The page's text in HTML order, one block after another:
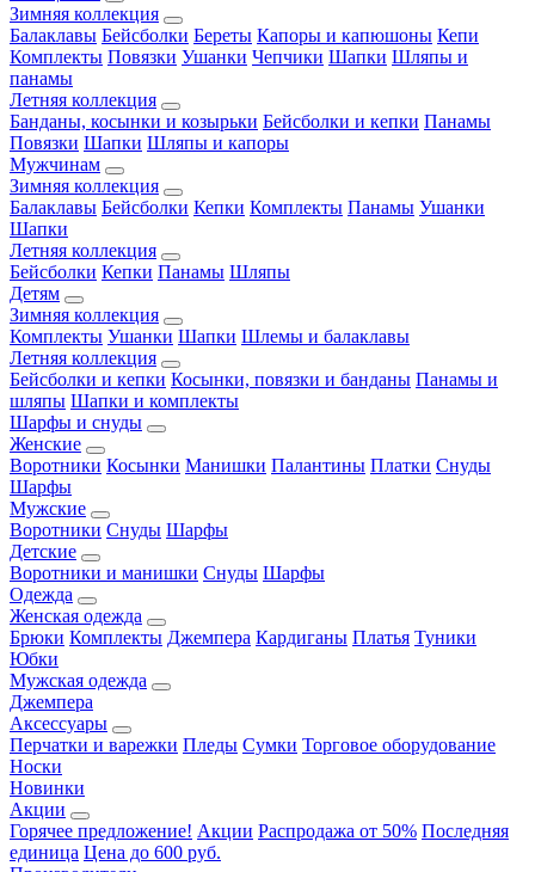
Зимняя коллекция
Балаклавы Бейсболки Береты Капоры и капюшоны Кепи
Комплекты Повязки Ушанки Чепчики Шапки Шляпы и
панамы
Летняя коллекция
Банданы, косынки и козырьки Бейсболки и кепки Панамы
Повязки Шапки Шляпы и капоры
Мужчинам
Зимняя коллекция
Балаклавы Бейсболки Кепки Комплекты Панамы Ушанки
Шапки
Летняя коллекция
Бейсболки Кепки Панамы Шляпы
Детям
Зимняя коллекция
Комплекты Ушанки Шапки Шлемы и балаклавы
Летняя коллекция
Бейсболки и кепки Косынки, повязки и банданы Панамы и
шляпы Шапки и комплекты
Шарфы и снуды
Женские
Воротники Косынки Манишки Палантины Платки Снуды
Шарфы
Мужские
Воротники Снуды Шарфы
Детские
Воротники и манишки Снуды Шарфы
Одежда
Женская одежда
Брюки Комплекты Джемпера Кардиганы Платья Туники
Юбки
Мужская одежда
Джемпера
Аксессуары
Перчатки и варежки Пледы Сумки Торговое оборудование
Носки
Новинки
Акции
Горячее предложение! Акции Распродажа от 50% Последняя
единица Цена до 600 руб.